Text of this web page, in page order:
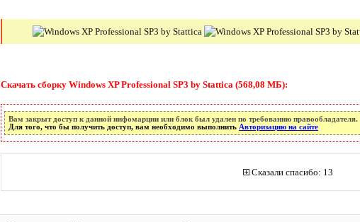
Скачать сборку Windows XP Professional SP3 by Stattica (568,08 МБ):
Вам закрыт доступ к данной инфомарции или блок был удален по требованию правообладателя.
Для того, что бы получить доступ, вам необходимо выполнить Авторизацию на сайте
Сказали спасибо: 13